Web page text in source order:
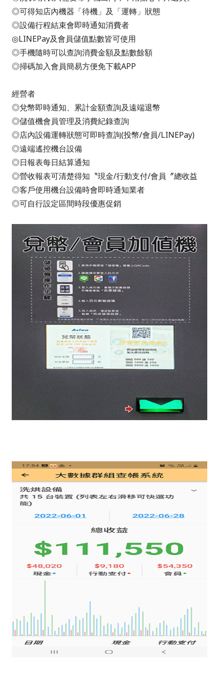
◎可得知店內機器「待機」及「運轉」狀態
◎設備行程結束會即時通知消費者
◎LINEPay及會員儲值點數皆可使用
◎手機隨時可以查詢消費金額及點數餘額
◎掃碼加入會員簡易方便免下載APP
經營者
◎兌幣即時通知、累計金額查詢及遠端退幣
◎儲值機會員管理及消費紀錄查詢
◎店內設備運轉狀態可即時查詢(投幣/會員/LINEPay)
◎遠端遙控機台設備
◎日報表每日結算通知
◎營收報表可清楚得知〝現金/行動支付/會員〞總收益
◎客戶使用機台設備時會即時通知業者
◎可自行設定區間時段優惠促銷